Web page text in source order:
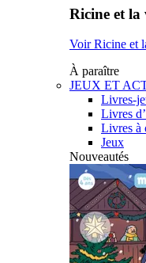
Ricine et la
Voir Ricine et
À paraître
JEUX ET
Livres-
Livres
Livres à
Jeux
Nouveautés